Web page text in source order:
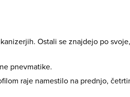
Ostali se znajdejo po
pnevmatike.
raje namestilo na prednjo,